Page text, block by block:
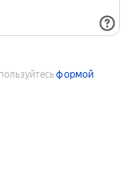
формой